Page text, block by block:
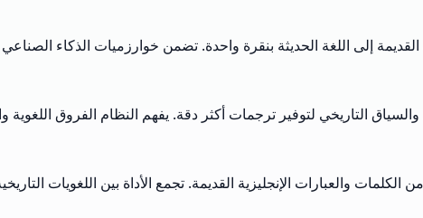
إلى اللغة الحديثة بنقرة واحدة. تضمن خوارزميات الذكاء
التاريخي لتوفير ترجمات أكثر دقة. يفهم النظام الفروق اللغوية
والعبارات الإنجليزية القديمة. تجمع الأداة بين اللغويات